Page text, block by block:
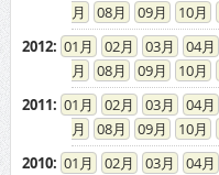
08
09 10
2012: 01 02 03 04
08
09 10
2011: 01 02 03 04
08
09 10
2010: 01 02 03 04